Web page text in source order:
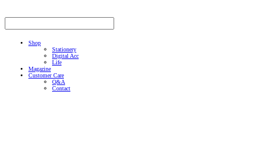
Shop
Stationery
Digital Acc
Life
Magazine
Customer Care
Q&A
Contact